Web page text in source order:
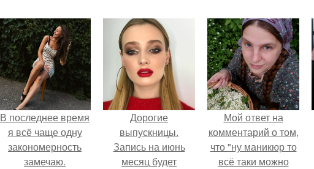
В последнее время
я всё чаще одну
закономерность
замечаю.
Дорогие
выпускницы.
Запись на июнь
месяц будет
Мой ответ на
комментарий о том,
что "ну маникюр то
всё таки можно